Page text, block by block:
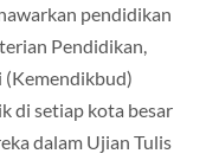
pendidikan
Pendidikan,
(Kemendikbud)
di setiap kota besar
dalam Ujian Tulis